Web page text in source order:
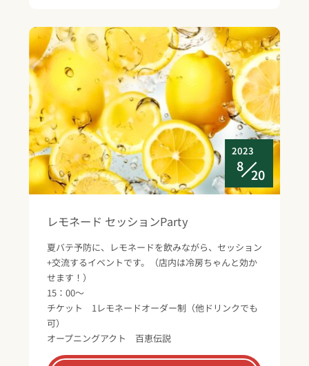
2023
8
20
レモネード セッションParty
夏バテ予防に、レモネードを飲みながら、セッション
+交流するイベントです。（店内は冷房ちゃんと効か
せます！）
15：00～
チケット 1レモネードオーダー制（他ドリンクでも
可）
オープニングアクト 百恵伝説